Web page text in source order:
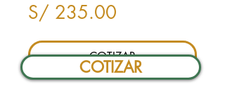
S/ 235.00
COTIZAR
COTIZAR